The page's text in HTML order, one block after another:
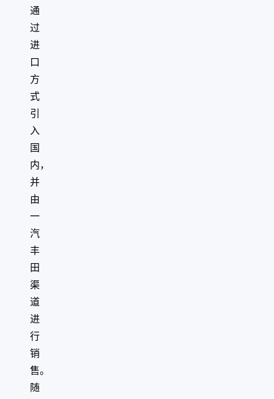
通
过
进
口
方
式
引
入
国
内，
并
由
一
汽
丰
田
渠
道
进
行
销
售。
随